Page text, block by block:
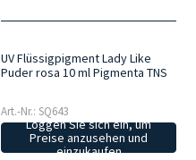
UV Flüssigpigment Lady Like
Puder rosa 10 ml Pigmenta TNS
Art.-Nr.: SQ643
Loggen Sie sich ein, um
Preise anzusehen und
einzukaufen